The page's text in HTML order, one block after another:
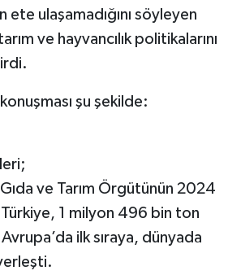
ete ulaşamadığını söyleyen
ve hayvancılık politikalarını
şu şekilde:
ve Tarım Örgütünün 2024
Türkiye, 1 milyon 496 bin ton
ilk sıraya, dünyada